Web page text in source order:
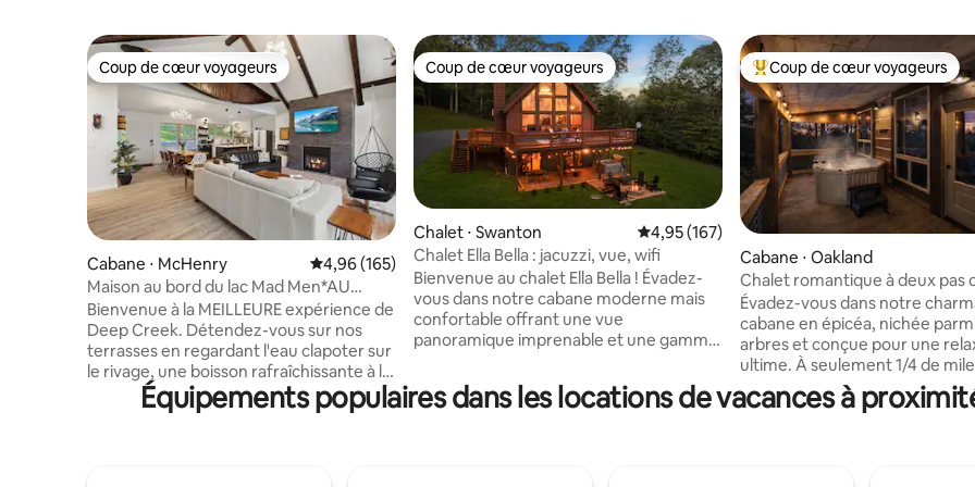
Coup de cœur voyageurs
Coup de cœur voyageurs
Cabane ⋅ McHenry Évaluation moyenne sur la base de 165 commentaires : 4,96 sur 5
4,96 (165)
Maison au bord du lac Mad Men*AU
BORD DU LAC*Famille et chien
acceptés*EXTÉRIEUR
Bienvenue à la MEILLEURE expérience de
Deep Creek. Détendez-vous sur nos
terrasses en regardant l'eau clapoter sur
le rivage, une boisson rafraîchissante à la
main. Détendez vos muscles dans notre
jacuzzi en contemplant le ciel hivernal
Coup de cœur voyageurs
Coup de cœur voyageurs
Chalet ⋅ Swanton Évaluation moyenne sur la base de 167
4,95 (167)
Chalet Ella Bella : jacuzzi, vue, wifi
Bienvenue au chalet Ella Bella ! Évadez-
vous dans notre cabane moderne mais
confortable offrant une vue
panoramique imprenable et une gamme
Détendez-vous dans le jacuzzi sous les
cieux étoilés ou réunissez-vous autour
Coups de cœur voyageurs les
Coup de cœur voyageurs
Cabane ⋅ Oakland
Chalet romantique à deux pas
restaurant/jacuzzi/chien
Évadez-vous dans notre
cabane en épicéa, nichée
arbres et conçue pour une
ultime. À seulement 1/4 de
restaurants et commerces
apprécierez le mélange
Équipements populaires dans les locations de vacances à